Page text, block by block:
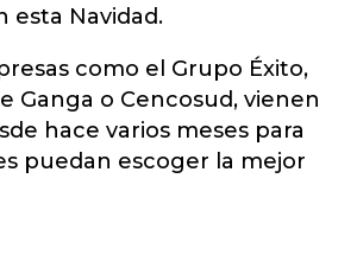
esta Navidad.
como el Grupo Éxito,
Ganga o Cencosud, vienen
hace varios meses para
puedan escoger la mejor